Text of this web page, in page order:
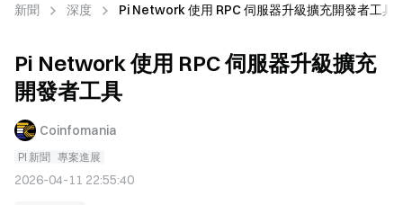
新聞 深度 Pi Network 使用 RPC 伺服器升級擴充開發者工具
Pi Network 使用 RPC 伺服器升級擴充
開發者工具
Coinfomania
PI 新聞 專案進展
2026-04-11 22:55:40